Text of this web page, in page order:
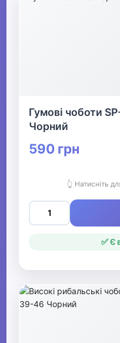
Гумові чоботи
Чорний
590 грн
👆 Натисніть
✅ Є